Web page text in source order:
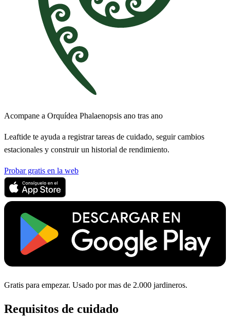
Acompane a Orquídea Phalaenopsis ano tras ano
Leaftide te ayuda a registrar tareas de cuidado, seguir cambios
estacionales y construir un historial de rendimiento.
Probar gratis en la web
Gratis para empezar. Usado por mas de 2.000 jardineros.
Requisitos de cuidado